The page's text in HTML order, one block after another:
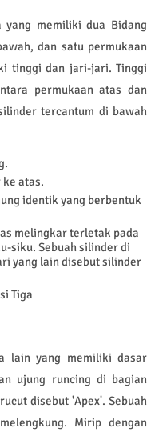
yang memiliki dua Bidang
dan satu permukaan
tinggi dan jari-jari. Tinggi
permukaan atas dan
tercantum di bawah
atas.
identik yang berbentuk
melingkar terletak pada
siku. Sebuah silinder di
yang lain disebut silinder
Tiga
lain yang memiliki dasar
ujung runcing di bagian
disebut 'Apex'. Sebuah
Mirip dengan